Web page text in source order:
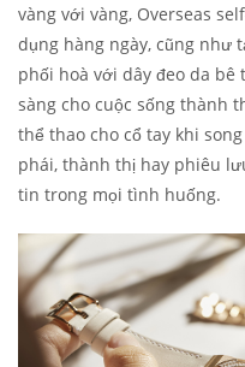
vàng với vàng, Overseas
dụng hàng ngày, cũng như
phối hoà với dây đeo da bê
sàng cho cuộc sống thành
thể thao cho cổ tay khi
phái, thành thị hay phiêu
tin trong mọi tình huống.